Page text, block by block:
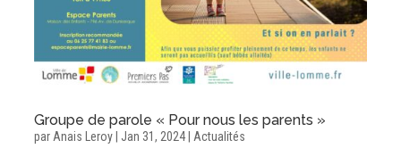
Groupe de parole « Pour nous les parents »
par Anais Leroy| Jan 31, 2024| Actualités